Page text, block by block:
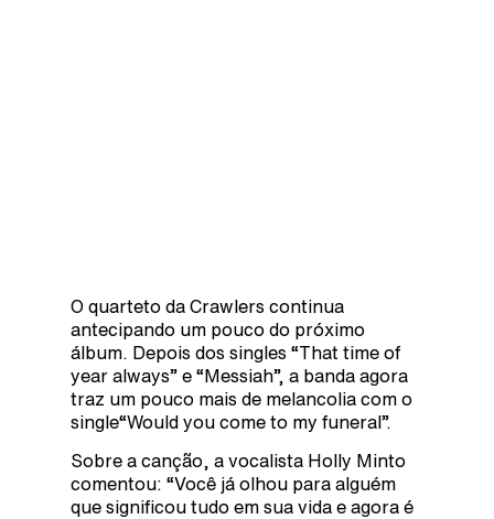
O quarteto da Crawlers continua
antecipando um pouco do próximo
álbum. Depois dos singles “That time of
year always” e “Messiah”, a banda agora
traz um pouco mais de melancolia com o
single“Would you come to my funeral”.
Sobre a canção, a vocalista Holly Minto
comentou: “Você já olhou para alguém
que significou tudo em sua vida e agora é